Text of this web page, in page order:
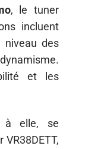
, le tuner
incluent
niveau des
et les
à elle, se